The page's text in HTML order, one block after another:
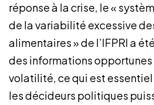
réponse à la crise, le «
de la variabilité excessive
alimentaires » de l’IFPRI a
des informations opportunes
volatilité, ce qui est essentiel
les décideurs politiques